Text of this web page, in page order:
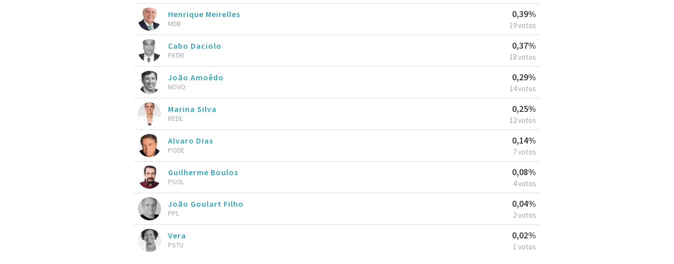
Henrique Meirelles
MDB
0,39%
19 votos
Cabo Daciolo
PATRI
0,37%
18 votos
João Amoêdo
NOVO
0,29%
14 votos
Marina Silva
REDE
0,25%
12 votos
Alvaro Dias
PODE
0,14%
7 votos
Guilherme Boulos
PSOL
0,08%
4 votos
João Goulart Filho
PPL
0,04%
2 votos
Vera
PSTU
0,02%
1 votos